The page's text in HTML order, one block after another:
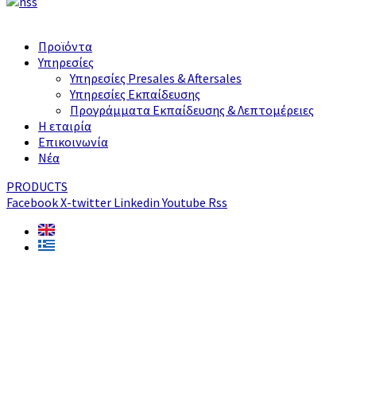
Προϊόντα
Υπηρεσίες
Υπηρεσίες Presales & Aftersales
Υπηρεσίες Εκπαίδευσης
Προγράμματα Εκπαίδευσης & Λεπτομέρειες
Η εταιρία
Επικοινωνία
Νέα
PRODUCTS
FacebookX-twitter Linkedin Youtube Rss